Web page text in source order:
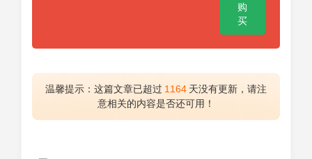
购
买
温馨提示：这篇文章已超过 1164 天没有更新，请注
意相关的内容是否还可用！